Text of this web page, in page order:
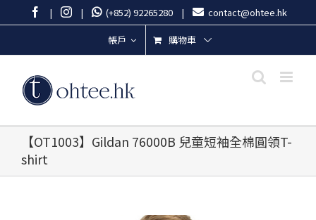
to
Facebook
| Instagram
| (+852) 92265280 | contact@ohtee.hk
帳戶 購物車
【OT1003】Gildan 76000B 兒童短袖全棉圓領T-
shirt